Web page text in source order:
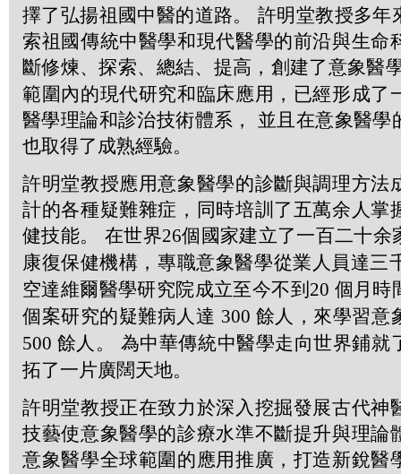
擇了弘揚祖國中醫的道路。 許明堂教授多年
索祖國傳統中醫學和現代醫學的前沿與生命
斷修煉、探索、總結、提高，創建了意象醫
範圍內的現代研究和臨床應用，已經形成了
醫學理論和診治技術體系， 並且在意象醫學
也取得了成熟經驗。
許明堂教授應用意象醫學的診斷與調理方法
計的各種疑難雜症，同時培訓了五萬余人掌
健技能。 在世界26個國家建立了一百二十余
康復保健機構，專職意象醫學從業人員達三
空達維爾醫學研究院成立至今不到 20 個月時
個案研究的疑難病人達 300 餘人，來學習意
500 餘人。 為中華傳統中醫學走向世界鋪就
拓了一片廣闊天地。
許明堂教授正在致力於深入挖掘發展古代神
技藝使意象醫學的診療水準不斷提升與理論
意象醫學全球範圍的應用推廣，打造新銳醫